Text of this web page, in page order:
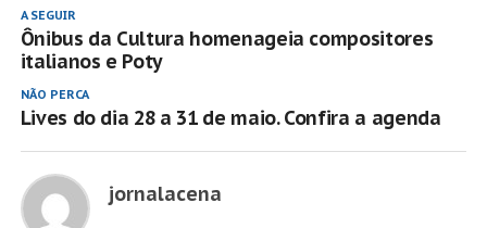
A SEGUIR
Ônibus da Cultura homenageia compositores
italianos e Poty
NÃO PERCA
Lives do dia 28 a 31 de maio. Confira a agenda
jornalacena